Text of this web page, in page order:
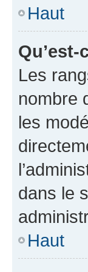
Haut
Les
nombre
les
dans le
Haut